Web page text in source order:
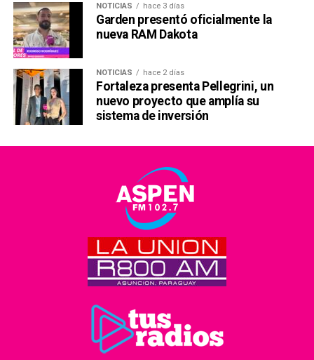
NOTICIAS hace 3 días
Garden presentó oficialmente la
nueva RAM Dakota
NOTICIAS hace 2 días
Fortaleza presenta Pellegrini, un
nuevo proyecto que amplía su
sistema de inversión